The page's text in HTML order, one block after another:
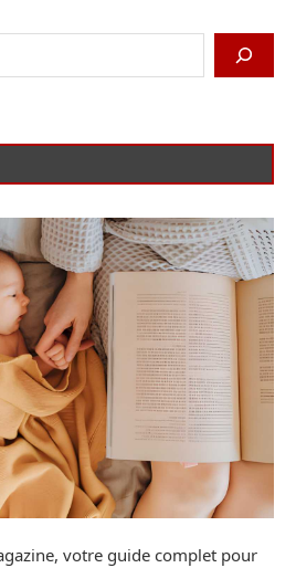
votre guide complet pour